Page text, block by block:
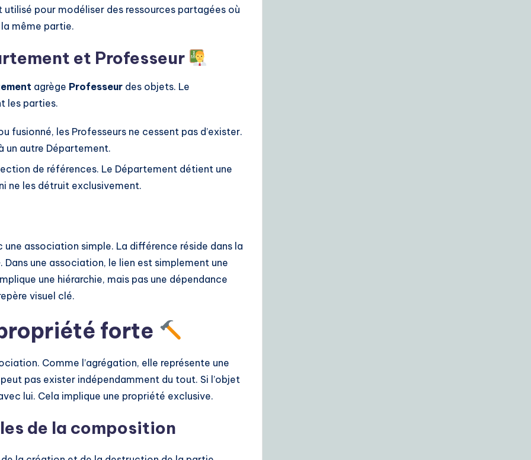
utilisé pour modéliser des ressources partagées où
même partie.
et Professeur
agrège Professeur des objets. Le
les parties.
fusionné, les Professeurs ne cessent pas d’exister.
un autre Département.
de références. Le Département détient une
ne les détruit exclusivement.
association simple. La différence réside dans la
une association, le lien est simplement une
une hiérarchie, mais pas une dépendance
visuel clé.
forte
Comme l’agrégation, elle représente une
pas exister indépendamment du tout. Si l’objet
lui. Cela implique une propriété exclusive.
de la composition